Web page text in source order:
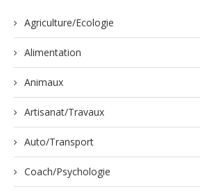
Agriculture/Ecologie
Alimentation
Animaux
Artisanat/Travaux
Auto/Transport
Coach/Psychologie